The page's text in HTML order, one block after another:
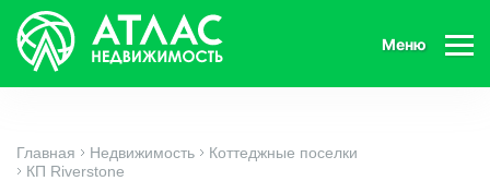
Меню
Главная Недвижимость
Коттеджные поселки
КП Riverstone